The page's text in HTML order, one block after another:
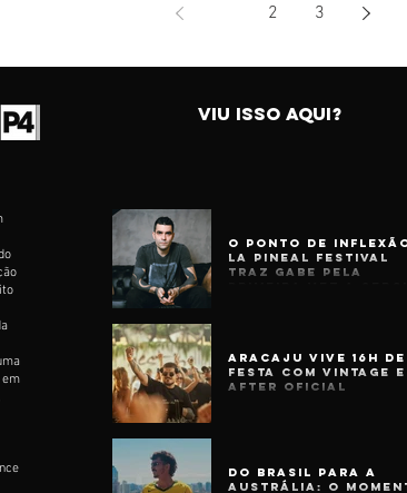
2 3
VIU ISSO AQUI?
O Ponto de
La Pineal Festival
Traz Gabe Pela
Aracaju Vive 16h de
Festa com Vintage e
After Oficial
Do Brasil para a
Austrália: o